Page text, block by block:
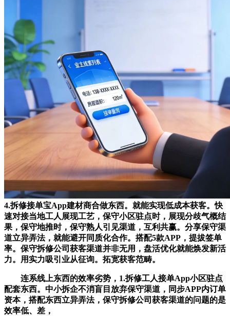
4.拆修接单宝App建材商合做东西。就能实现低成本获客。快
速对接当地工人展现工艺，保守小区驻点时，展现分歧气概结
果，保守地推时，保守熟人引见渠道，互利共赢。分享保守渠
道立异弄法，就能避开同质化合作。搭配5款APP，提拔签单
率。保守拆修公司获客渠道并非无用，盘活优化就能焕发新活
力。用实力吸引业从征询。拓宽获客范畴。
连系线上东西的效率劣势，1.拆修工人接单App小区驻点
配套东西。中小拆企不消盲目放弃保守渠道，同步APP内订单
资本，搭配东西立异弄法，保守拆修公司获客渠道的问题的是
效率低、差，